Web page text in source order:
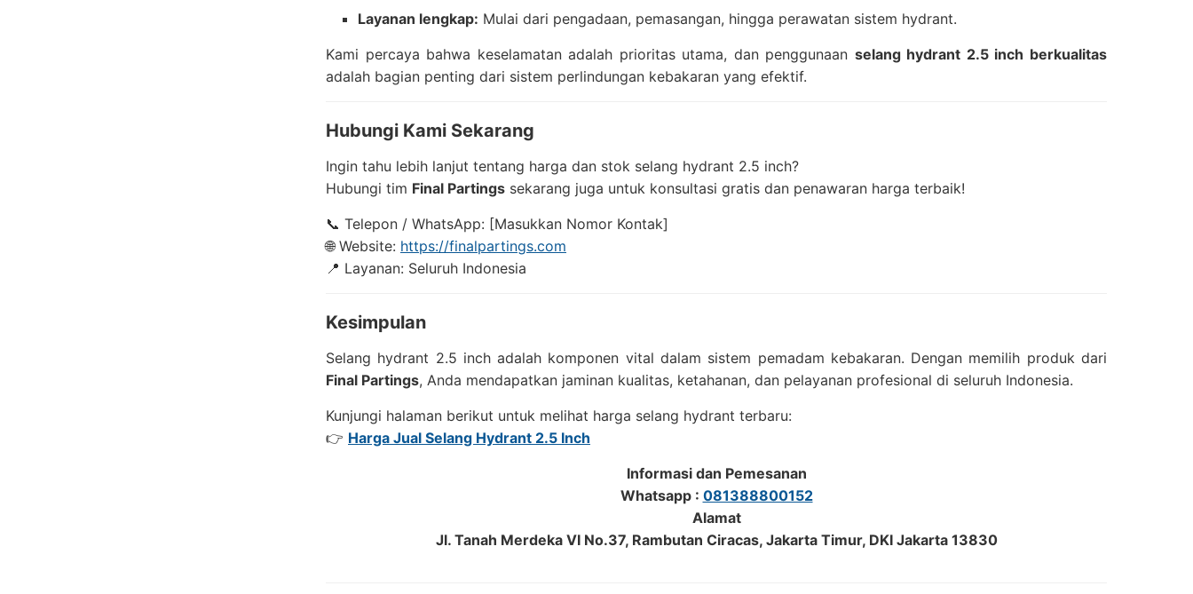
Layanan lengkap: Mulai dari pengadaan, pemasangan, hingga perawatan sistem hydrant.
Kami percaya bahwa keselamatan adalah prioritas utama, dan penggunaan selang hydrant 2.5 inch berkualitas
adalah bagian penting dari sistem perlindungan kebakaran yang efektif.
Hubungi Kami Sekarang
Ingin tahu lebih lanjut tentang harga dan stok selang hydrant 2.5 inch?
Hubungi tim Final Partings sekarang juga untuk konsultasi gratis dan penawaran harga terbaik!
📞 Telepon / WhatsApp: [Masukkan Nomor Kontak]
🌐 Website: https://finalpartings.com
📍 Layanan: Seluruh Indonesia
Kesimpulan
Selang hydrant 2.5 inch adalah komponen vital dalam sistem pemadam kebakaran. Dengan memilih produk dari
Final Partings, Anda mendapatkan jaminan kualitas, ketahanan, dan pelayanan profesional di seluruh Indonesia.
Kunjungi halaman berikut untuk melihat harga selang hydrant terbaru:
👉 Harga Jual Selang Hydrant 2.5 Inch
Informasi dan Pemesanan
Whatsapp : 081388800152
Alamat
Jl. Tanah Merdeka VI No.37, Rambutan Ciracas, Jakarta Timur, DKI Jakarta 13830